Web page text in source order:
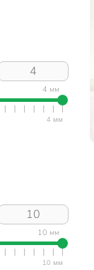
4 мм
10 мм